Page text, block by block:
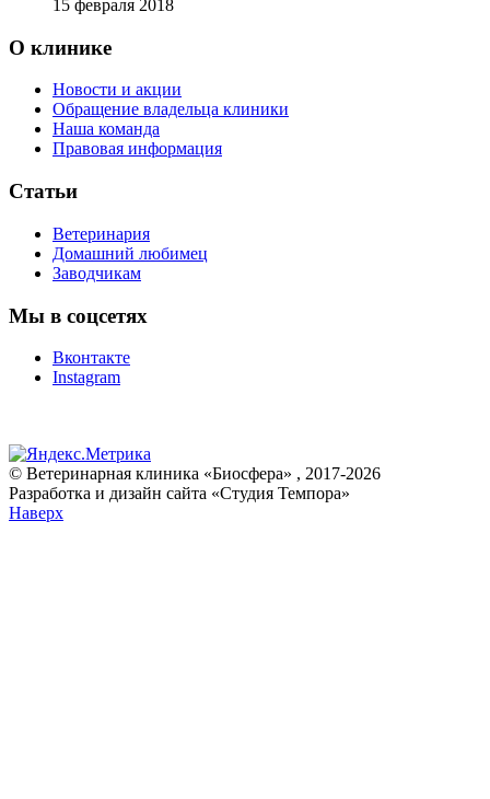
15 февраля 2018
О клинике
Новости и акции
Обращение владельца клиники
Наша команда
Правовая информация
Статьи
Ветеринария
Домашний любимец
Заводчикам
Мы в соцсетях
Вконтакте
Instagram
© Ветеринарная клиника «Биосфера» , 2017-2026
Разработка и дизайн сайта «Студия Темпора»
Наверх